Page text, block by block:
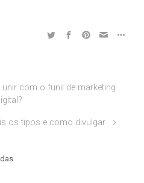
com o funil de marketing
os tipos e como divulgar